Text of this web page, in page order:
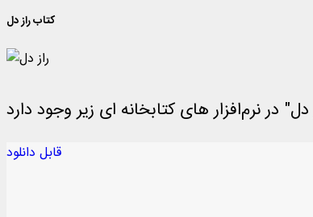
کتاب راز دل
قابل دانلود